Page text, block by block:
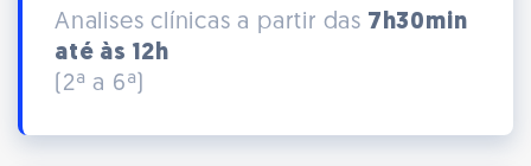
Analises clínicas a partir das 7h30min
até às 12h
(2ª a 6ª)